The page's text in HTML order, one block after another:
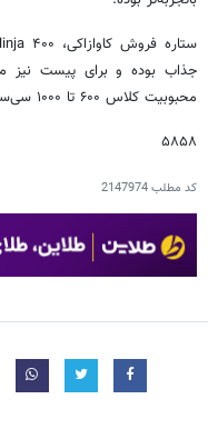
محبوبیت کلاس ۶۰۰ تا ۱۰۰۰ سی‌سی، فروش خوبی را ثبت کرده است.
۵۸۵۸
کد مطلب2147974